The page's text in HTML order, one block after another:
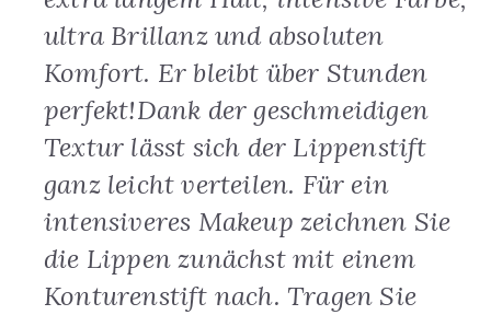
ultra Brillanz und absoluten
Komfort. Er bleibt über Stunden
perfekt!Dank der geschmeidigen
Textur lässt sich der Lippenstift
ganz leicht verteilen. Für ein
intensiveres Makeup zeichnen Sie
die Lippen zunächst mit einem
Konturenstift nach. Tragen Sie